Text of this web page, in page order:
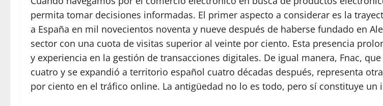
permita tomar decisiones informadas. El primer aspecto a considerar es la
a España en mil novecientos noventa y nueve después de haberse fundado en
sector con una cuota de visitas superior al veinte por ciento. Esta presencia
y experiencia en la gestión de transacciones digitales. De igual manera, Fnac,
cuatro y se expandió a territorio español cuatro décadas después, representa
por ciento en el tráfico online. La antigüedad no lo es todo, pero sí constituye